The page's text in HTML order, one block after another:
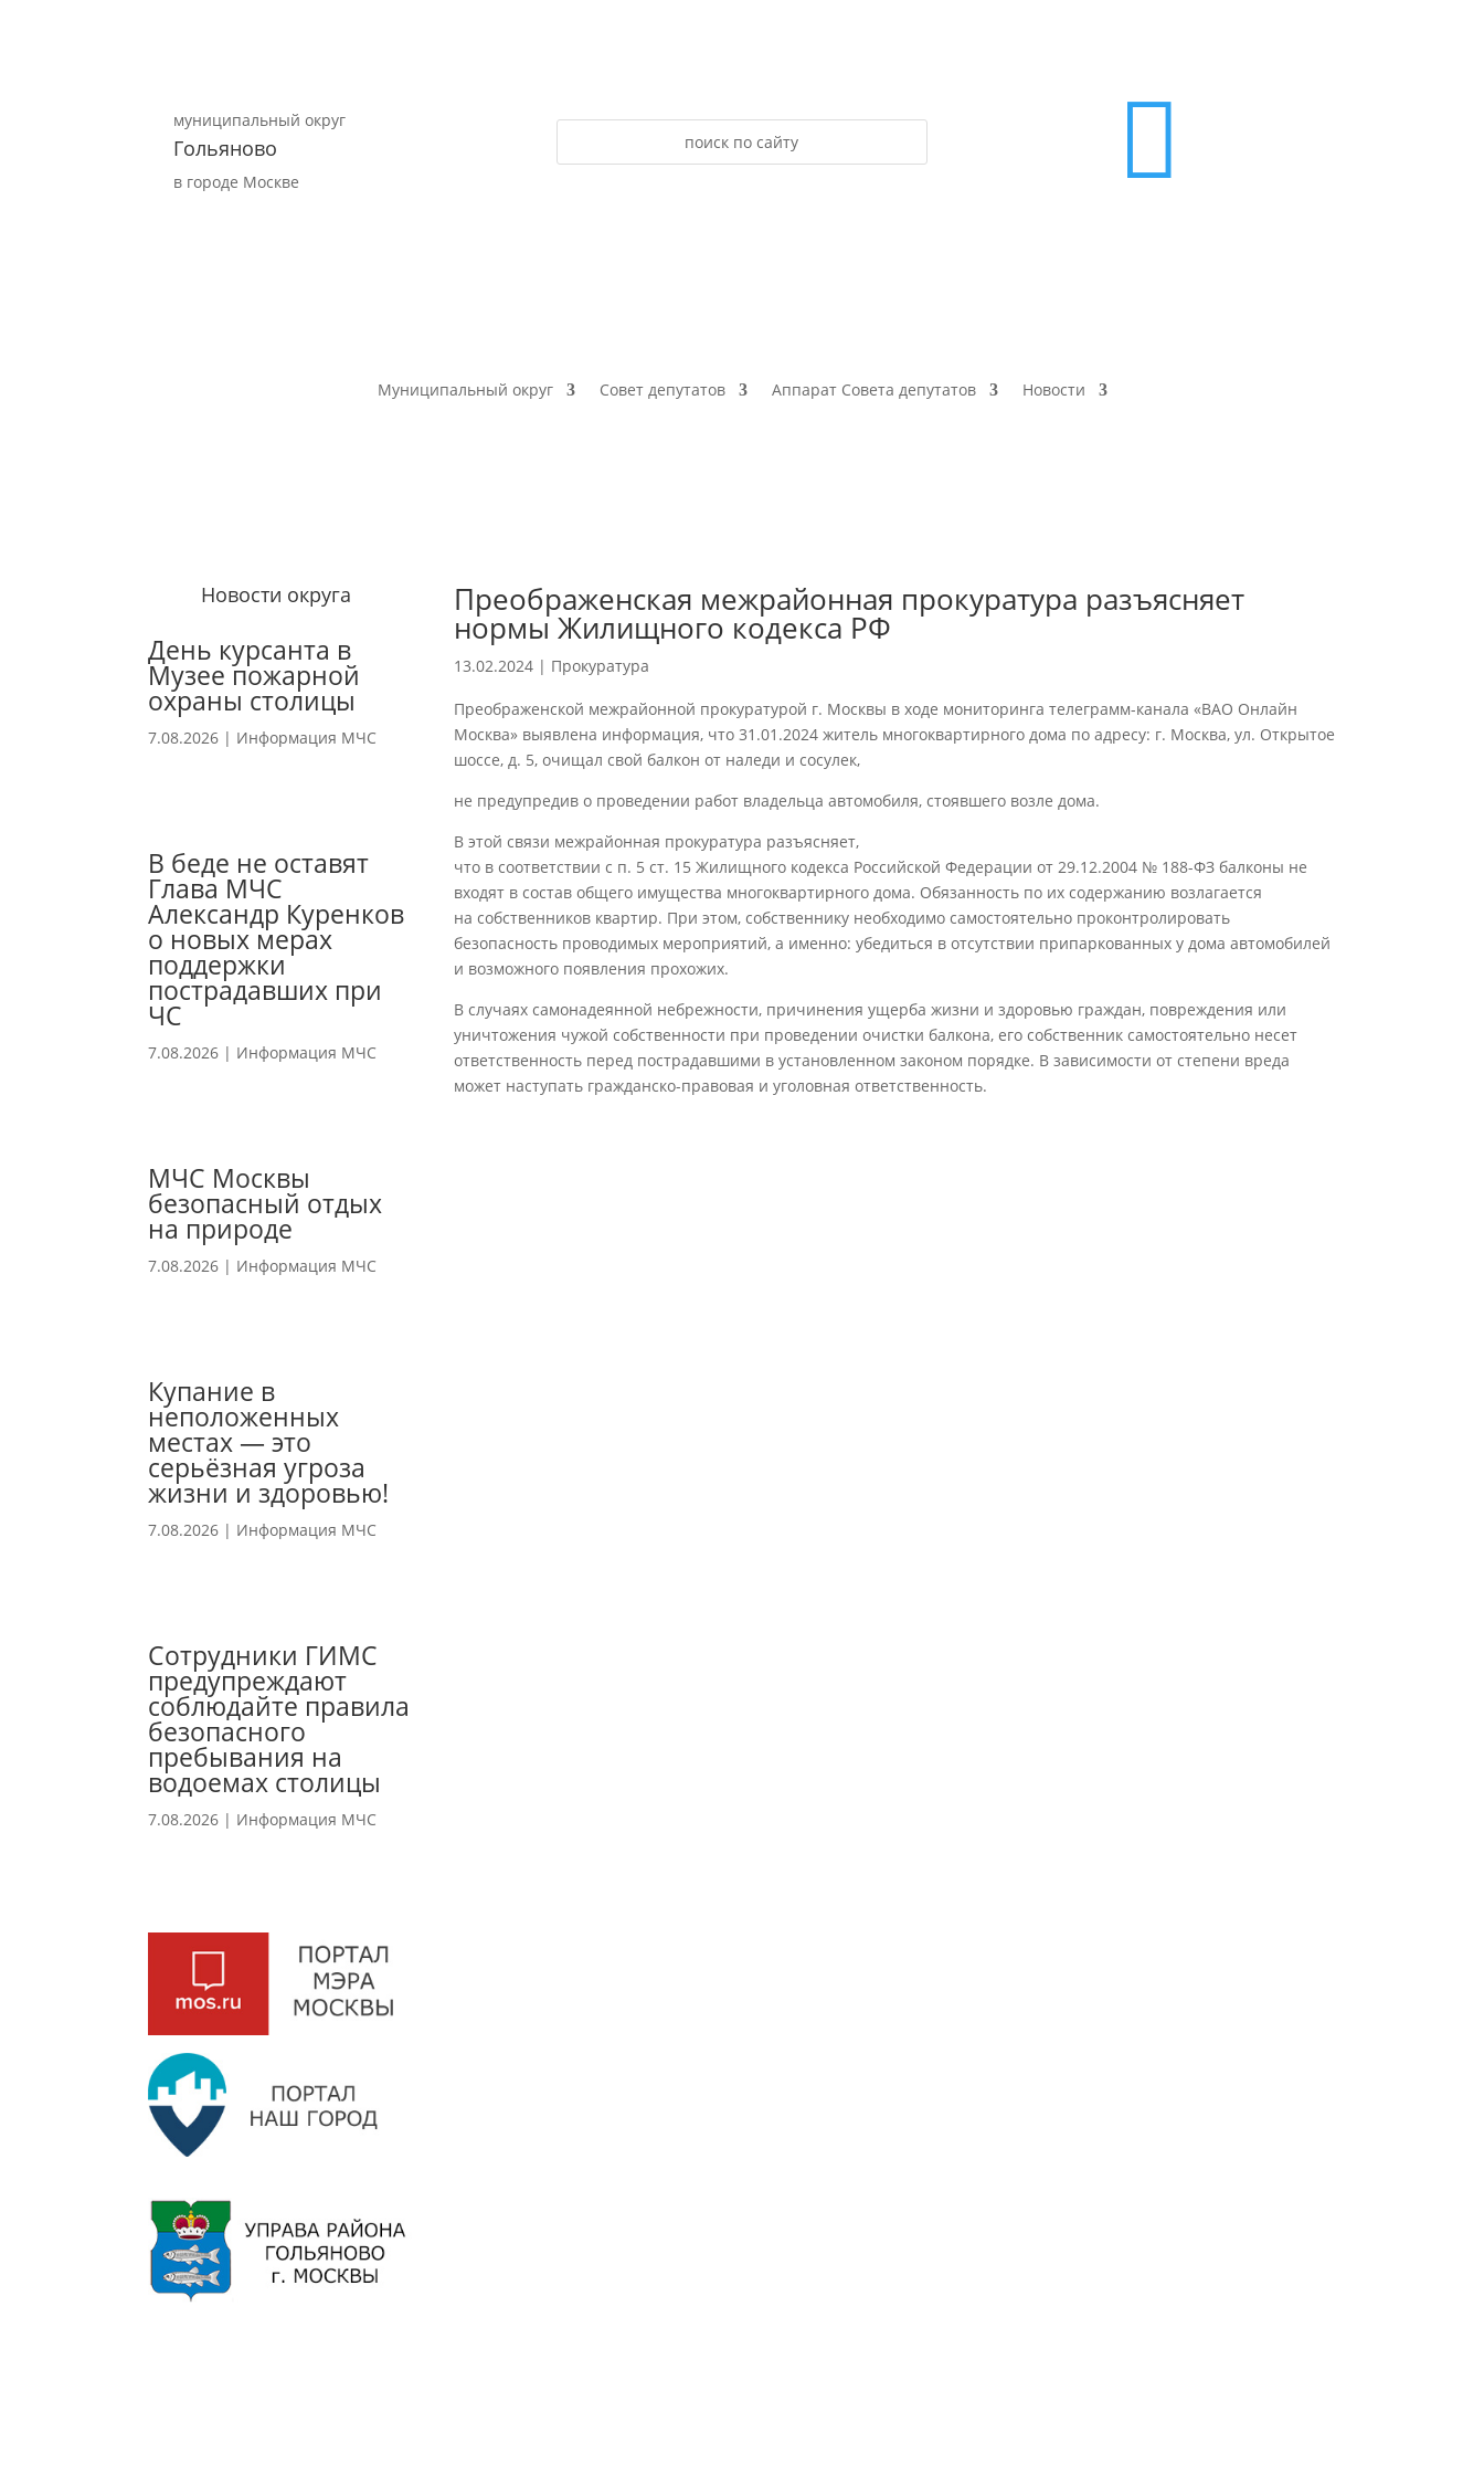
муниципальный округ
Гольяново
в городе Москве 
Муниципальный округ Совет депутатов Аппарат Совета депутатов Новости
Новости округа
День курсанта в
Музее пожарной
охраны столицы
7.08.2026 | Информация МЧС
В беде не оставят
Глава МЧС
Александр Куренков
о новых мерах
поддержки
пострадавших при
ЧС
7.08.2026 | Информация МЧС
МЧС Москвы
безопасный отдых
на природе
7.08.2026 | Информация МЧС
Купание в
неположенных
местах — это
серьёзная угроза
жизни и здоровью!
7.08.2026 | Информация МЧС
Сотрудники ГИМС
предупреждают
соблюдайте правила
безопасного
пребывания на
водоемах столицы
7.08.2026 | Информация МЧС
Преображенская межрайонная прокуратура разъясняет
нормы Жилищного кодекса РФ
13.02.2024 | Прокуратура
Преображенской межрайонной прокуратурой г. Москвы в ходе мониторинга телеграмм-канала «ВАО Онлайн
Москва» выявлена информация, что 31.01.2024 житель многоквартирного дома по адресу: г. Москва, ул. Открытое
шоссе, д. 5, очищал свой балкон от наледи и сосулек,
не предупредив о проведении работ владельца автомобиля, стоявшего возле дома.
В этой связи межрайонная прокуратура разъясняет,
что в соответствии с п. 5 ст. 15 Жилищного кодекса Российской Федерации от 29.12.2004 № 188-ФЗ балконы не
входят в состав общего имущества многоквартирного дома. Обязанность по их содержанию возлагается
на собственников квартир. При этом, собственнику необходимо самостоятельно проконтролировать
безопасность проводимых мероприятий, а именно: убедиться в отсутствии припаркованных у дома автомобилей
и возможного появления прохожих.
В случаях самонадеянной небрежности, причинения ущерба жизни и здоровью граждан, повреждения или
уничтожения чужой собственности при проведении очистки балкона, его собственник самостоятельно несет
ответственность перед пострадавшими в установленном законом порядке. В зависимости от степени вреда
может наступать гражданско-правовая и уголовная ответственность.